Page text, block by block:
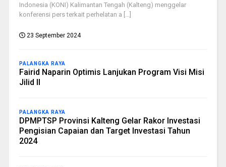
Indonesia (KONI) Kalimantan Tengah (Kalteng) menggelar
konferensi pers terkait perhelatan a [...]
23 September 2024
PALANGKA RAYA
Fairid Naparin Optimis Lanjukan Program Visi Misi
Jilid II
PALANGKA RAYA
DPMPTSP Provinsi Kalteng Gelar Rakor Investasi
Pengisian Capaian dan Target Investasi Tahun
2024